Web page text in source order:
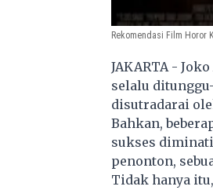
Rekomendasi Film Horor
JAKARTA -
selalu
disutradarai
Bahkan,
sukses
penonton,
Tidak hanya